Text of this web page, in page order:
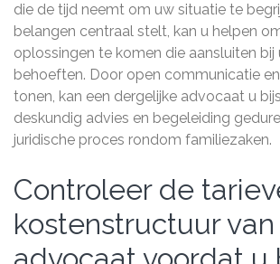
die de tijd neemt om uw situatie te
belangen centraal stelt, kan u helpen
oplossingen te komen die aansluiten bij
behoeften. Door open communicatie
tonen, kan een dergelijke advocaat u
deskundig advies en begeleiding
juridische proces rondom familiezaken.
Controleer de
kostenstructuur